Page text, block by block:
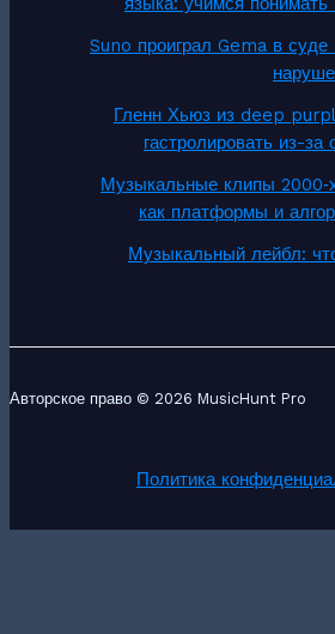
Suno проиграл Gema в
Гленн Хьюз из deep
гастролировать из-
Музыкальные клипы
как платформы и
Музыкальный лейбл:
Авторское право © 2026 MusicHunt Pro
Политика